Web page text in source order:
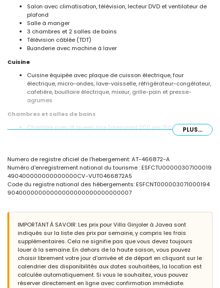
Salon avec climatisation, télévision, lecteur DVD et ventilateur de
plafond
Salle à manger
3 chambres et 2 salles de bains
Télévision câblée (TDT)
Buanderie avec machine à laver
Cuisine
Cuisine équipée avec plaque de cuisson électrique, four
électrique, micro-ondes, lave-vaisselle, réfrigérateur-congélateur,
cafetière, bouilloire électrique, mixeur, grille-pain et presse-
agrumes
Chambres et salles de bains
Chambre avec lit queen size (mesurant 200 par 150 cm) et salle
Salle de bain attenante avec lavabo simple, douche et toilettes
Salle de bain avec lavabo simple, douche et toilettes
Extérieur de la villa
Grand terrain clos
Merveilleux jardin arboré avec mobilier de jardin et transats
2 terrasses
Barbecue
Espace salon extérieur et espace repas extérieur
Informations supplémentaires
Ville la plus proche: Jávea (à moins de 4 kilomètres de la villa)
Rivière ou bord de mer le plus proche: Mer Méditerranée, Jávea (à
moins de 4 kilomètres de la villa)
PLUS...
Numero de registre oficiel de l'hebergement: AT-466872-A
Numéro d'enregistrement national du tourisme : ESFCTU00000307100019
490400000000000000CV-VUT0466872A5
Code du registre national des hébergements: ESFCNT000003071000194
90400000000000000000000000000007
IMPORTANT À SAVOIR: Les prix pour Villa Ginjoler à Javea sont
indiqués sur la liste des prix par semaine, y compris les frais
supplémentaires. Cela ne signifie pas que vous devez toujours
louer à la semaine. En dehors de la haute saison, vous pouvez
choisir librement votre jour d'arrivée et de départ en cliquant sur le
calendrier des disponibilités aux dates souhaitées, la location est
calculée automatiquement. Si vous le souhaitez, vous pouvez
réserver directement en ligne avec confirmation immédiate.